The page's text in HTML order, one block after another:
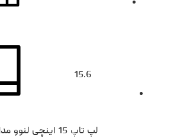
15.6
لپ تاپ 15 اینچی لنوو مدل Ideapad V130 - AN